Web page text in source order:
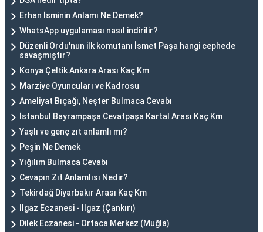
Erhan İsminin Anlamı Ne Demek?
WhatsApp uygulaması nasıl indirilir?
Düzenli Ordu'nun ilk komutanı İsmet Paşa hangi cephede
savaşmıştır?
Konya Çeltik Ankara Arası Kaç Km
Marziye Oyuncuları ve Kadrosu
Ameliyat Bıçağı, Neşter Bulmaca Cevabı
İstanbul Bayrampaşa Cevatpaşa Kartal Arası Kaç Km
Yaşlı ve genç zıt anlamlı mı?
Peşin Ne Demek
Yığılım Bulmaca Cevabı
Cevapın Zıt Anlamlısı Nedir?
Tekirdağ Diyarbakır Arası Kaç Km
Ilgaz Eczanesi - Ilgaz (Çankırı)
Dilek Eczanesi - Ortaca Merkez (Muğla)